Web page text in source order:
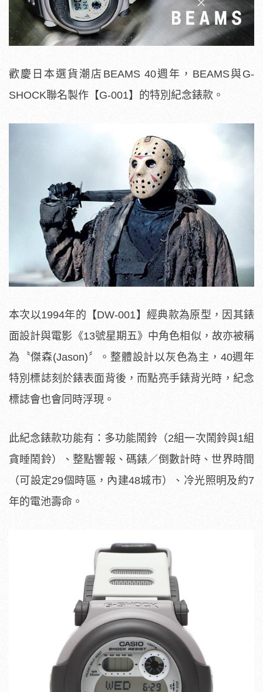
歡慶日本選貨潮店BEAMS 40週年，BEAMS與G-
SHOCK聯名製作【G-001】的特別紀念錶款。
本次以1994年的【DW-001】經典款為原型，因其錶
面設計與電影《13號星期五》中角色相似，故亦被稱
為〝傑森(Jason)〞。整體設計以灰色為主，40週年
特別標誌刻於錶表面背後，而點亮手錶背光時，紀念
標誌會也會同時浮現。
貪睡鬧鈴）、整點響報、碼錶／倒數計時、世界時間
（可設定29個時區，內建48城市）、冷光照明及約7
年的電池壽命。